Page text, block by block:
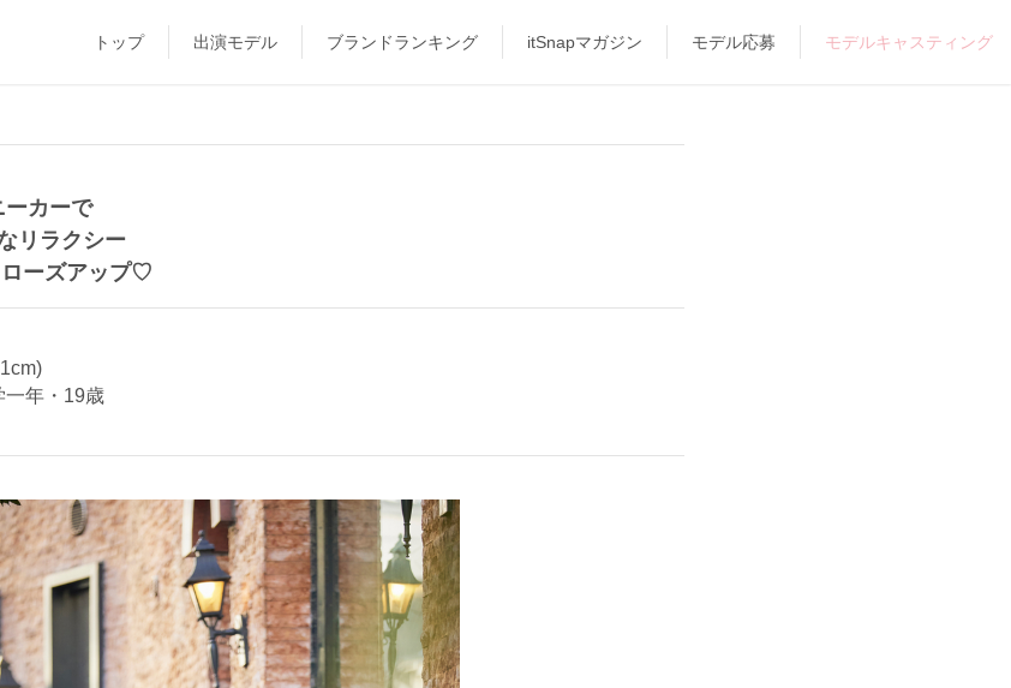
トップ 出演モデル ブランドランキング itSnapマガジン モデル応募 モデルキャスティング
カーで
リラクシー
ーズアップ♡
一年・19歳